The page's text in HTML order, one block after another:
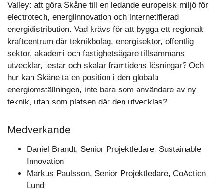
Valley: att göra Skåne till en ledande europeisk miljö för
electrotech, energiinnovation och internetifierad
energidistribution. Vad krävs för att bygga ett regionalt
kraftcentrum där teknikbolag, energisektor, offentlig
sektor, akademi och fastighetsägare tillsammans
utvecklar, testar och skalar framtidens lösningar? Och
hur kan Skåne ta en position i den globala
energiomställningen, inte bara som användare av ny
teknik, utan som platsen där den utvecklas?
Medverkande
Daniel Brandt, Senior Projektledare, Sustainable
Innovation
Markus Paulsson, Senior Projektledare, CoAction
Lund